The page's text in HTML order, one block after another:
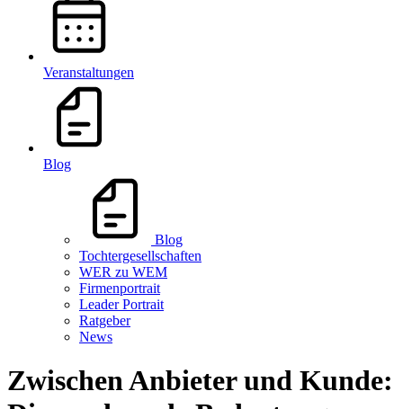
Veranstaltungen
Blog
Blog
Tochtergesellschaften
WER zu WEM
Firmenportrait
Leader Portrait
Ratgeber
News
Zwischen Anbieter und Kunde: